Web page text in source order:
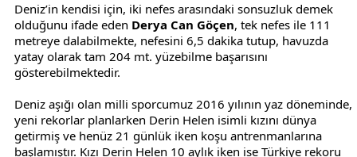
Deniz’in kendisi için, iki nefes arasındaki sonsuzluk demek
olduğunu ifade eden Derya Can Göçen, tek nefes ile 111
metreye dalabilmekte, nefesini 6,5 dakika tutup, havuzda
yatay olarak tam 204 mt. yüzebilme başarısını
gösterebilmektedir.
Deniz aşığı olan milli sporcumuz 2016 yılının yaz döneminde,
yeni rekorlar planlarken Derin Helen isimli kızını dünya
getirmiş ve henüz 21 günlük iken koşu antrenmanlarına
başlamıştır. Kızı Derin Helen 10 aylık iken ise Türkiye rekoru